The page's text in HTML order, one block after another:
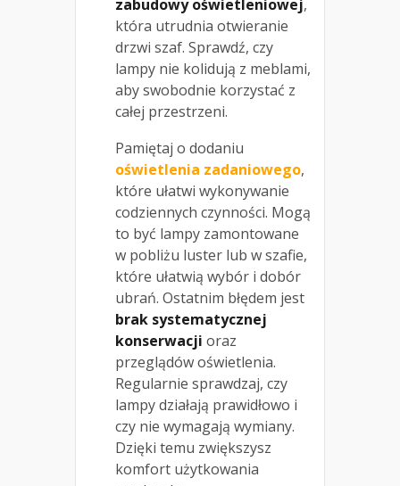
zabudowy oświetleniowej,
która utrudnia otwieranie
drzwi szaf. Sprawdź, czy
lampy nie kolidują z meblami,
aby swobodnie korzystać z
całej przestrzeni.
Pamiętaj o dodaniu
oświetlenia zadaniowego,
które ułatwi wykonywanie
codziennych czynności. Mogą
to być lampy zamontowane
w pobliżu luster lub w szafie,
które ułatwią wybór i dobór
ubrań. Ostatnim błędem jest
brak systematycznej
konserwacji oraz
przeglądów oświetlenia.
Regularnie sprawdzaj, czy
lampy działają prawidłowo i
czy nie wymagają wymiany.
Dzięki temu zwiększysz
komfort użytkowania